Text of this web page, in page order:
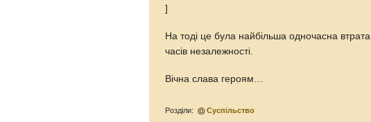
]
На тоді це була найбільша одночасна
часів незалежності.
Вічна слава героям…
Розділи: Суспільство